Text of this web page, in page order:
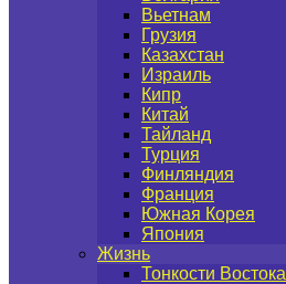
Вьетнам
Грузия
Казахстан
Израиль
Кипр
Китай
Тайланд
Турция
Финляндия
Франция
Южная Корея
Япония
Жизнь
Тонкости Востока